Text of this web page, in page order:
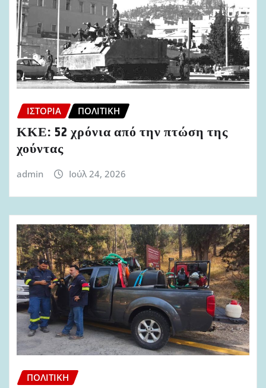
ΙΣΤΟΡΊΑ ΠΟΛΙΤΙΚΉ
ΚΚΕ: 52 χρόνια από την πτώση της
χούντας
admin Ιούλ 24, 2026
ΠΟΛΙΤΙΚΉ